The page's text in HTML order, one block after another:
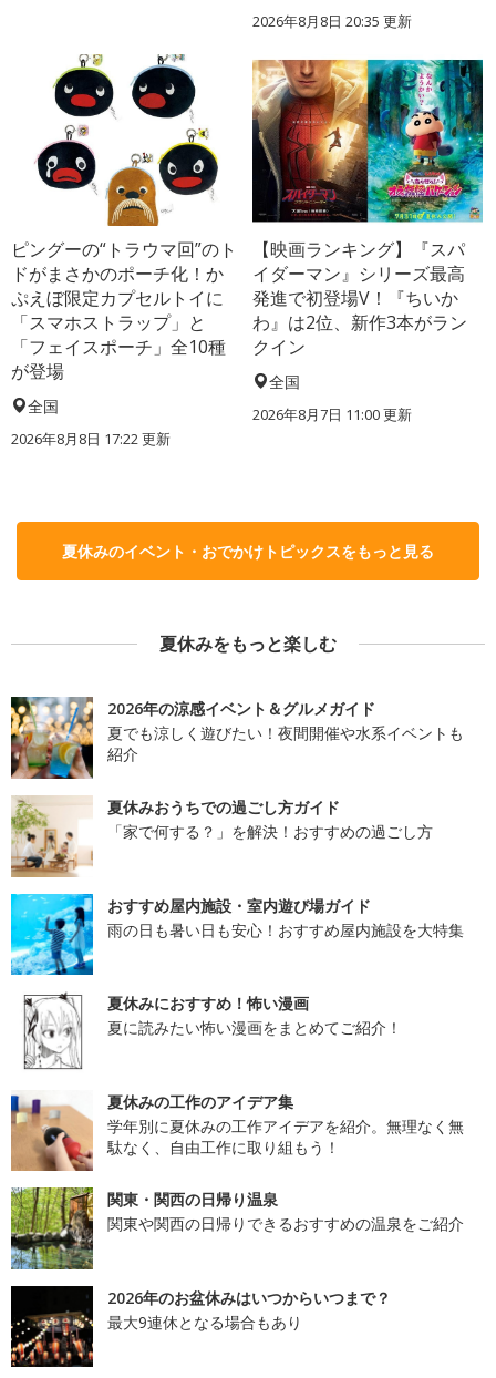
2026年8月8日 20:35 更新
ピングーの“トラウマ回”のト
ドがまさかのポーチ化！か
ぷえぼ限定カプセルトイに
「スマホストラップ」と
「フェイスポーチ」全10種
が登場
全国
2026年8月8日 17:22更新
【映画ランキング】『スパ
イダーマン』シリーズ最高
発進で初登場V！『ちいか
わ』は2位、新作3本がラン
クイン
全国
2026年8月7日 11:00更新
夏休みのイベント・おでかけトピックスをもっと見る
夏休みをもっと楽しむ
2026年の涼感イベント＆グルメガイド
夏でも涼しく遊びたい！夜間開催や水系イベントも
紹介
夏休みおうちでの過ごし方ガイド
「家で何する？」を解決！おすすめの過ごし方
おすすめ屋内施設・室内遊び場ガイド
雨の日も暑い日も安心！おすすめ屋内施設を大特集
夏休みにおすすめ！怖い漫画
夏に読みたい怖い漫画をまとめてご紹介！
夏休みの工作のアイデア集
学年別に夏休みの工作アイデアを紹介。無理なく無
駄なく、自由工作に取り組もう！
関東・関西の日帰り温泉
関東や関西の日帰りできるおすすめの温泉をご紹介
2026年のお盆休みはいつからいつまで？
最大9連休となる場合もあり